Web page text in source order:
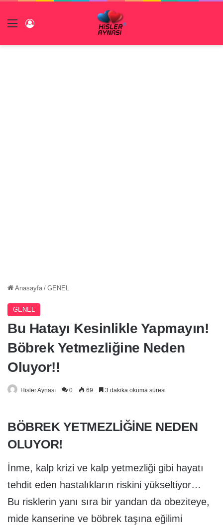
Menü
Anasayfa / GENEL
GENEL
Bu Hatayı Kesinlikle Yapmayın!
Böbrek Yetmezliğine Neden
Oluyor!!
Hisler Aynası 0 69 3 dakika okuma süresi
BÖBREK YETMEZLIĞINE NEDEN
OLUYOR!
İnme, kalp krizi ve kalp yetmezliği gibi hayatı
tehdit eden hastalıkların riskini yükseltiyor…
Bu risklerin yanı sıra bir yandan da obeziteye,
mide kanserine ve böbrek taşına eğilimi